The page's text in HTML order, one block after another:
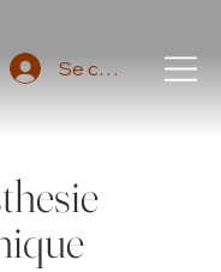
Se connecter